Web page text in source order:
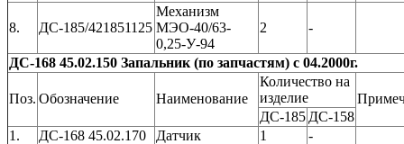
8. ДС-185/421851125
Механизм
МЭО-40/63-
0,25-У-94
2 -
ДС-168 45.02.150 Запальник (по запчастям) с 04.2000г.
Поз. Обозначение Наименование
Количество на
изделие
ДС-185 ДС-158
1.
ДС-168 45.02.170 Датчик 1
-